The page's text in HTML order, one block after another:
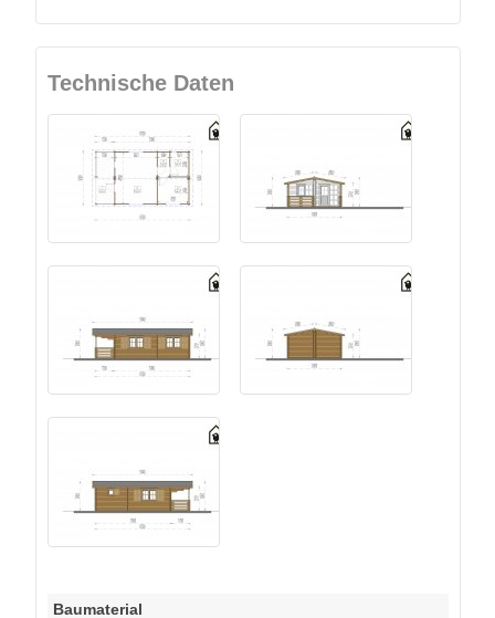
Technische Daten
Baumaterial